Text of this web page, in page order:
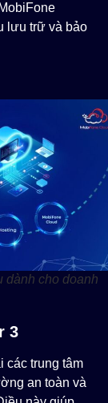
lưu trữ và bảo
dành cho doanh
3
các trung tâm
an toàn và